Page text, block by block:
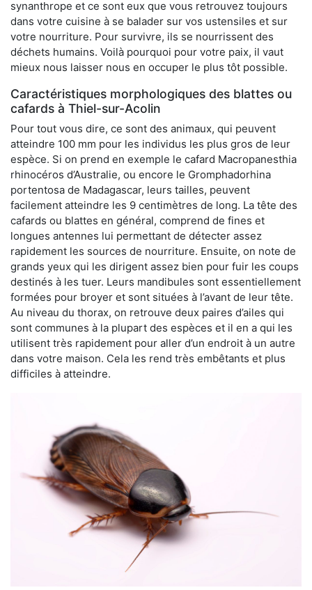
synanthrope et ce sont eux que vous retrouvez toujours
dans votre cuisine à se balader sur vos ustensiles et sur
votre nourriture. Pour survivre, ils se nourrissent des
déchets humains. Voilà pourquoi pour votre paix, il vaut
mieux nous laisser nous en occuper le plus tôt possible.
Caractéristiques morphologiques des blattes ou
cafards à Thiel-sur-Acolin
Pour tout vous dire, ce sont des animaux, qui peuvent
atteindre 100 mm pour les individus les plus gros de leur
espèce. Si on prend en exemple le cafard Macropanesthia
rhinocéros d’Australie, ou encore le Gromphadorhina
portentosa de Madagascar, leurs tailles, peuvent
facilement atteindre les 9 centimètres de long. La tête des
cafards ou blattes en général, comprend de fines et
longues antennes lui permettant de détecter assez
rapidement les sources de nourriture. Ensuite, on note de
grands yeux qui les dirigent assez bien pour fuir les coups
destinés à les tuer. Leurs mandibules sont essentiellement
formées pour broyer et sont situées à l’avant de leur tête.
Au niveau du thorax, on retrouve deux paires d’ailes qui
sont communes à la plupart des espèces et il en a qui les
utilisent très rapidement pour aller d’un endroit à un autre
dans votre maison. Cela les rend très embêtants et plus
difficiles à atteindre.